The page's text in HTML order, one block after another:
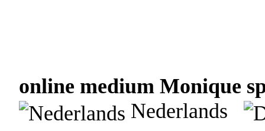
online medium Monique
Nederlands